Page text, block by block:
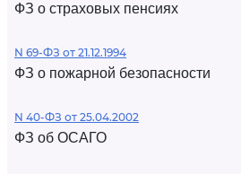
ФЗ о страховых пенсиях
N 69-ФЗ от 21.12.1994
ФЗ о пожарной безопасности
N 40-ФЗ от 25.04.2002
ФЗ об ОСАГО